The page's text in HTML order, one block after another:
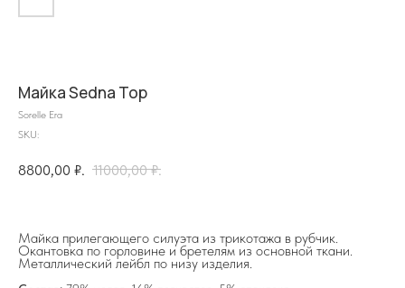
Майка Sedna Top
Sorelle Era
SKU:
8800,00 ₽. 11000,00 ₽.
Майка прилегающего силуэта из трикотажа в рубчик.
Окантовка по горловине и бретелям из основной ткани.
Металлический лейбл по низу изделия.
info@frwl.store